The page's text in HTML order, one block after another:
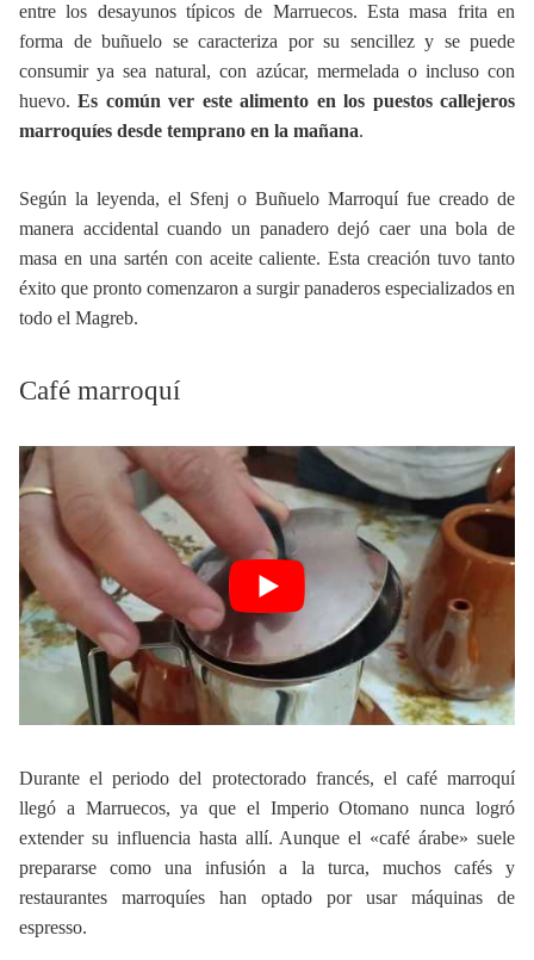
entre los desayunos típicos de Marruecos. Esta masa frita en
forma de buñuelo se caracteriza por su sencillez y se puede
consumir ya sea natural, con azúcar, mermelada o incluso con
huevo.Es común ver este alimento en los puestos callejeros
marroquíes desde temprano en la mañana.
Según la leyenda, el Sfenj o Buñuelo Marroquí fue creado de
manera accidental cuando un panadero dejó caer una bola de
masa en una sartén con aceite caliente. Esta creación tuvo tanto
éxito que pronto comenzaron a surgir panaderos especializados en
todo el Magreb.
Café marroquí
Durante el periodo del protectorado francés, el café marroquí
llegó a Marruecos, ya que el Imperio Otomano nunca logró
extender su influencia hasta allí. Aunque el «café árabe» suele
prepararse como una infusión a la turca, muchos cafés y
restaurantes marroquíes han optado por usar máquinas de
espresso.